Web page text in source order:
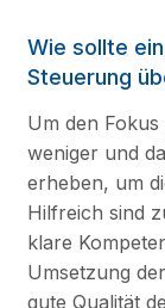
Wie sollte
Steuerung
Um den
weniger und
erheben, um
Hilfreich sind
klare
Umsetzung
gute Qualität